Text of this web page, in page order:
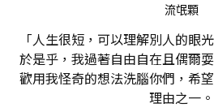
流氓顆
「人生很短，可以理解別人的眼
於是乎，我過著自由自在且偶爾
歡用我怪奇的想法洗腦你們，希
理由之一。